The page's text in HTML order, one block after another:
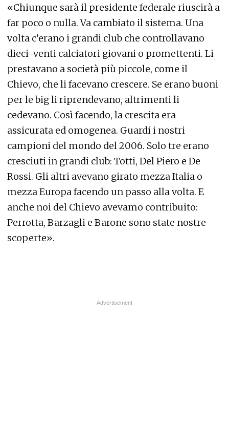
«Chiunque sarà il presidente federale riuscirà a
far poco o nulla. Va cambiato il sistema. Una
volta c’erano i grandi club che controllavano
dieci-venti calciatori giovani o promettenti. Li
prestavano a società più piccole, come il
Chievo, che li facevano crescere. Se erano buoni
per le big li riprendevano, altrimenti li
cedevano. Così facendo, la crescita era
assicurata ed omogenea. Guardi i nostri
campioni del mondo del 2006. Solo tre erano
cresciuti in grandi club: Totti, Del Piero e De
Rossi. Gli altri avevano girato mezza Italia o
mezza Europa facendo un passo alla volta. E
anche noi del Chievo avevamo contribuito:
Perrotta, Barzagli e Barone sono state nostre
scoperte».